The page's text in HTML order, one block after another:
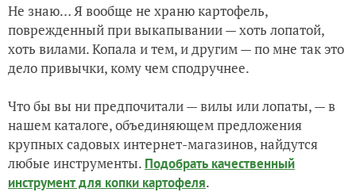
Не знаю… Я вообще не храню картофель,
поврежденный при выкапывании — хоть лопатой,
хоть вилами. Копала и тем, и другим — по мне так это
дело привычки, кому чем сподручнее.
Что бы вы ни предпочитали — вилы или лопаты, — в
нашем каталоге, объединяющем предложения
крупных садовых интернет-магазинов, найдутся
любые инструменты. Подобрать качественный
инструмент для копки картофеля.